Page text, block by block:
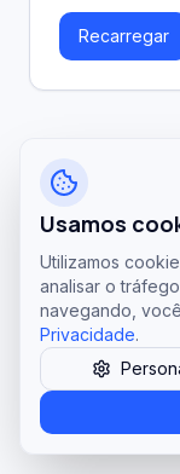
Recarregar
Usamos
Utilizamos
analisar o
navegando,
Privacidade.